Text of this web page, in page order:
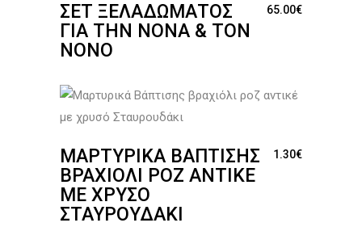
ΣΕΤ ΞΕΛΑΔΏΜΑΤΟΣ
ΓΙΑ ΤΗΝ ΝΟΝΆ & ΤΟΝ
ΝΟΝΌ
65.00€
ΜΑΡΤΥΡΙΚΆ ΒΆΠΤΙΣΗΣ
ΒΡΑΧΙΌΛΙ ΡΟΖ ΑΝΤΙΚΈ
ΜΕ ΧΡΥΣΌ
ΣΤΑΥΡΟΥΔΆΚΙ
1.30€